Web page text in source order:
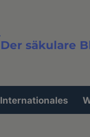
Der säkulare
Volltextsuche
Internationales